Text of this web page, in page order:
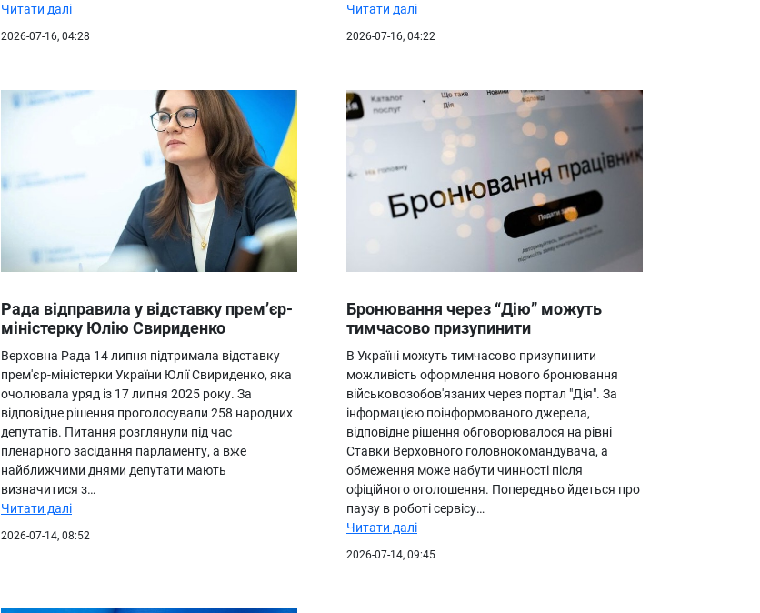
Читати далі
2026-07-16, 04:28
Читати далі
2026-07-16, 04:22
Рада відправила у відставку прем’єр-
міністерку Юлію Свириденко
Верховна Рада 14 липня підтримала відставку
прем'єр-міністерки України Юлії Свириденко, яка
очолювала уряд із 17 липня 2025 року. За
відповідне рішення проголосували 258 народних
депутатів. Питання розглянули під час
пленарного засідання парламенту, а вже
найближчими днями депутати мають
визначитися з…
Читати далі
2026-07-14, 08:52
Бронювання через “Дію” можуть
тимчасово призупинити
В Україні можуть тимчасово призупинити
можливість оформлення нового бронювання
військовозобов'язаних через портал "Дія". За
інформацією поінформованого джерела,
відповідне рішення обговорювалося на рівні
Ставки Верховного головнокомандувача, а
обмеження може набути чинності після
офіційного оголошення. Попередньо йдеться про
паузу в роботі сервісу…
Читати далі
2026-07-14, 09:45